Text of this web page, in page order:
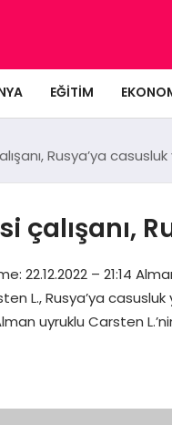
EĞITIM
Rusya’ya
22.12.2022 – 21:14
L., Rusya’ya
uyruklu Carsten